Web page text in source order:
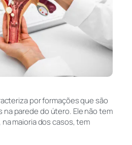
por formações que são
parede do útero. Ele não tem
maioria dos casos, tem